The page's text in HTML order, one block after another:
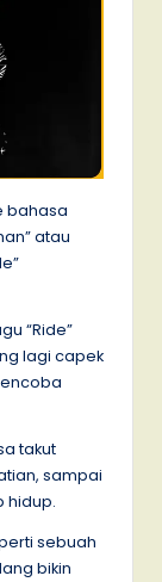
bahasa
atau
“Ride”
lagi capek
takut
sampai
hidup.
sebuah
bikin